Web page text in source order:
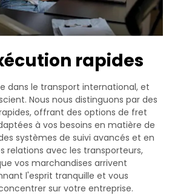
rapides
dans le transport international, et
Nous nous distinguons par des
offrant des options de fret
à vos besoins en matière de
systèmes de suivi avancés et en
relations avec les transporteurs,
vos marchandises arrivent
l'esprit tranquille et vous
sur votre entreprise.